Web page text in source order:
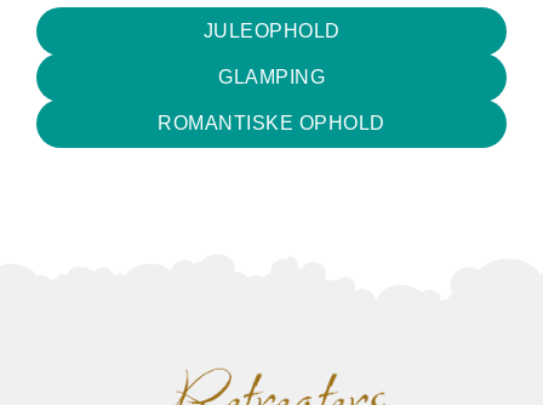
JULEOPHOLD
GLAMPING
ROMANTISKE OPHOLD